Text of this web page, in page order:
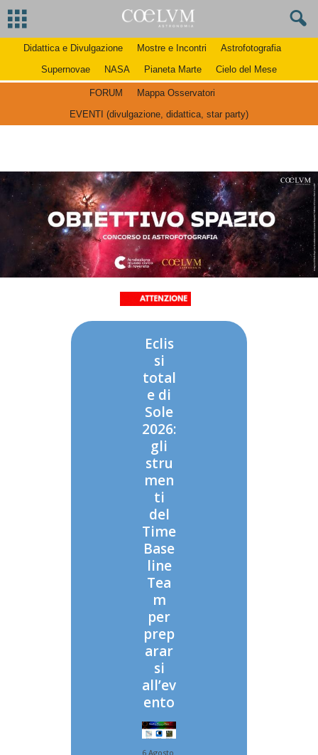
Didattica e Divulgazione Mostre e Incontri
Astrofotografia
Supernovae
NASA Pianeta Marte Cielo del Mese
FORUM
Mappa Osservatori
EVENTI (divulgazione, didattica, star party)
Eclis
si
total
e di
Sole
2026:
gli
stru
men
ti
del
Time
Base
line
Tea
m
per
prep
arar
si
all’ev
ento
6 Agosto